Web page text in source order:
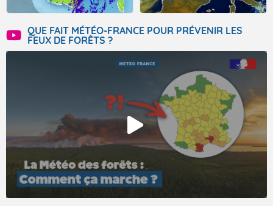
QUE FAIT MÉTÉO-FRANCE POUR PRÉVENIR LES
FEUX DE FORÊTS ?